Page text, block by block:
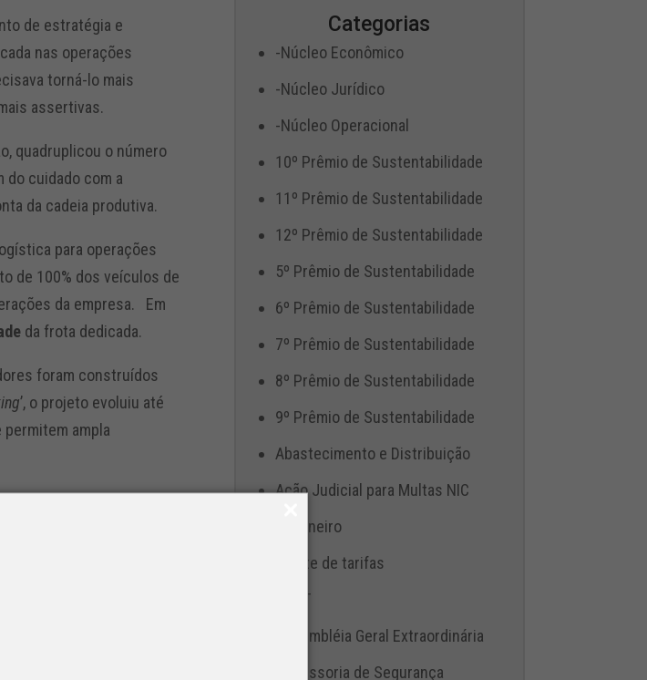
de estratégia e
nas operações
torná-lo mais
assertivas.
quadruplicou o número
do cuidado com a
da cadeia produtiva.
para operações
de 100% dos veículos de
da empresa. Em
da frota dedicada.
foram construídos
’, o projeto evoluiu até
ampla
medidos na operação,
redução de tempo
na Torre de
desde a saída
Categorias
-Núcleo Econômico
-Núcleo Jurídico
-Núcleo Operacional
10º Prêmio de Sustentabilidade
11º Prêmio de Sustentabilidade
12º Prêmio de Sustentabilidade
5º Prêmio de Sustentabilidade
6º Prêmio de Sustentabilidade
7º Prêmio de Sustentabilidade
8º Prêmio de Sustentabilidade
9º Prêmio de Sustentabilidade
Abastecimento e Distribuição
Ação Judicial para Multas NIC
Aduaneiro
Ajuste de tarifas
ANTT
Assembléia Geral Extraordinária
Assessoria de Segurança